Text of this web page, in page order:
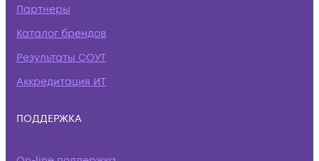
Партнеры
Каталог брендов
Результаты СОУТ
Аккредитация ИТ
ПОДДЕРЖКА